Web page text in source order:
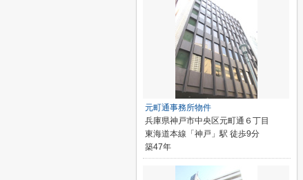
元町通事務所物件
兵庫県神戸市中央区元町通６丁目
東海道本線「神戸」駅 徒歩9分
築47年